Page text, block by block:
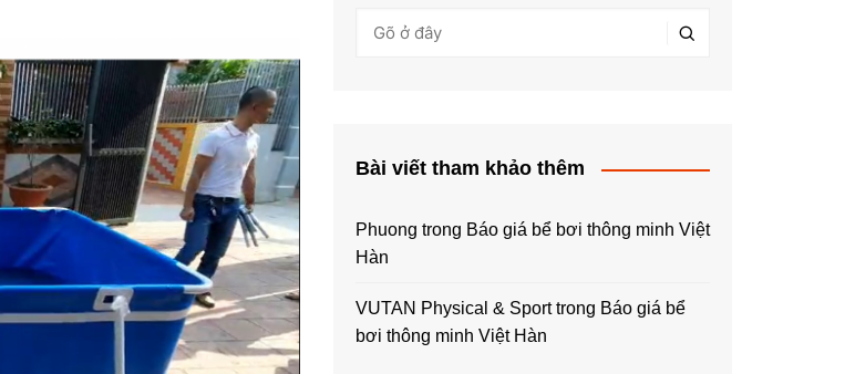
Bài viết tham khảo thêm
Phuong trong Báo giá bể bơi thông minh Việt
Hàn
VUTAN Physical & Sporttrong Báo giá bể
bơi thông minh Việt Hàn